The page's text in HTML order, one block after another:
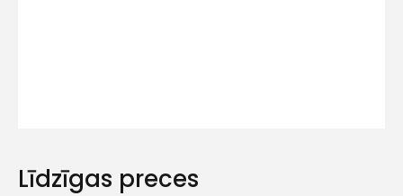
Līdzīgas preces